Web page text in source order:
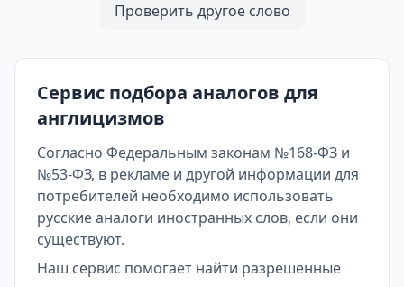
Проверить другое слово
Сервис подбора аналогов для
англицизмов
Согласно Федеральным законам №168-ФЗ и
№53-ФЗ, в рекламе и другой информации для
потребителей необходимо использовать
русские аналоги иностранных слов, если они
существуют.
Наш сервис помогает найти разрешенные